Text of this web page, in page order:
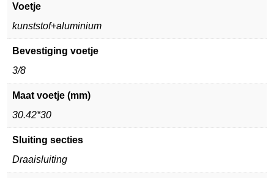
Voetje
kunststof+aluminium
Bevestiging voetje
3/8
Maat voetje (mm)
30.42*30
Sluiting secties
Draaisluiting